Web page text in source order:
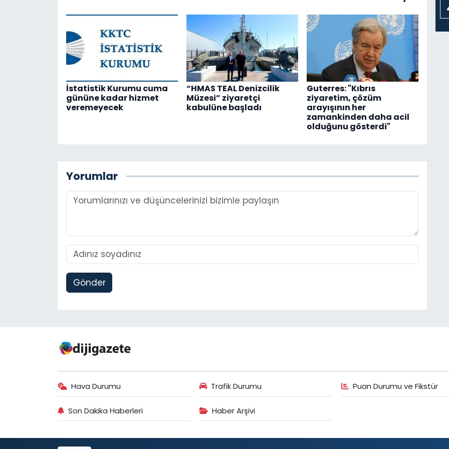
İstatistik Kurumu cuma
gününe kadar hizmet
veremeyecek
“HMAS TEAL Denizcilik
Müzesi” ziyaretçi
kabulüne başladı
Guterres: "Kıbrıs
ziyaretim, çözüm
arayışının her
zamankinden daha acil
olduğunu gösterdi"
Yorumlar
Gönder
Hava Durumu Trafik Durumu Puan Durumu ve Fikstür
Son Dakika Haberleri Haber Arşivi